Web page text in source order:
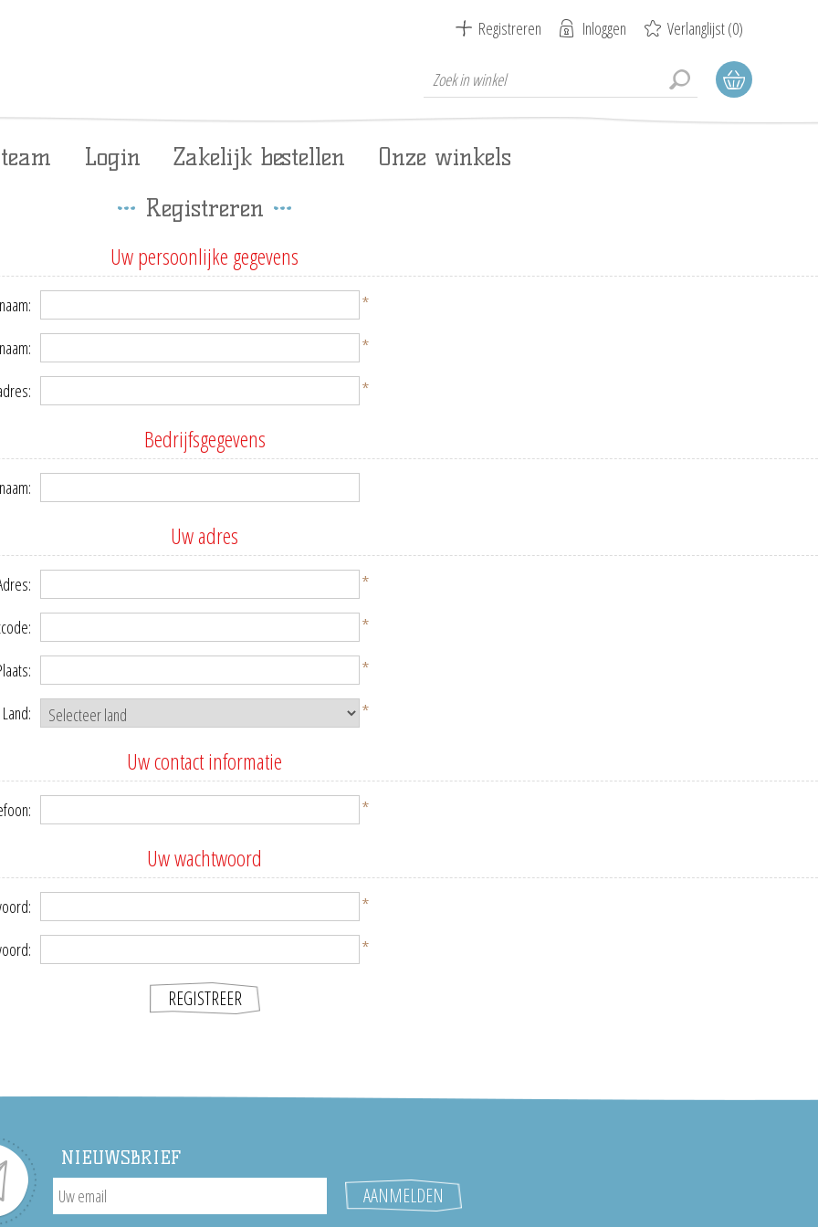
Registreren Inloggen Verlanglijst(0)
Login Zakelijk bestellen
Onze winkels
Registreren
Uw persoonlijke gegevens
*
*
*
Bedrijfsgegevens
Uw adres
*
*
*
Land:
*
Uw contact informatie
*
Uw wachtwoord
*
*
NIEUWSBRIEF